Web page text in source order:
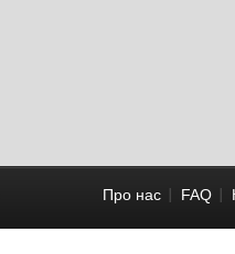
Про нас FAQ